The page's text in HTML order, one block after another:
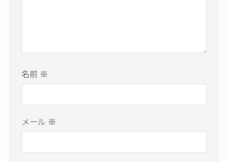
名前 ※
メール ※